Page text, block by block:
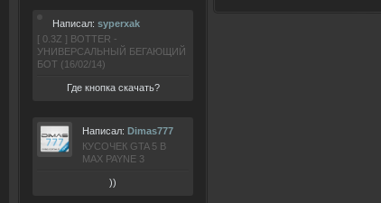
Написал: syperxak
[ 0.3Z ] BOTTER -
УНИВЕРСАЛЬНЫЙ БЕГАЮЩИЙ
БОТ (16/02/14)
Где кнопка скачать?
Написал: Dimas777
КУСОЧЕК GTA 5 В
MAX PAYNE 3
))